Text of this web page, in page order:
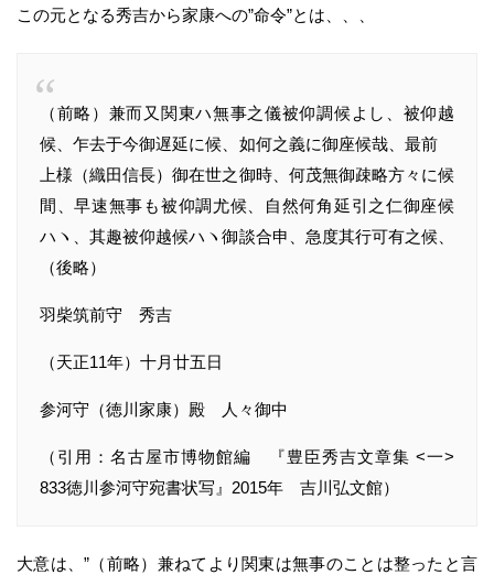
この元となる秀吉から家康への”命令”とは、、、
（前略）兼而又関東ハ無事之儀被仰調候よし、被仰越
候、乍去于今御遅延に候、如何之義に御座候哉、最前
上様（織田信長）御在世之御時、何茂無御疎略方々に候
間、早速無事も被仰調尤候、自然何角延引之仁御座候
ハヽ、其趣被仰越候ハヽ御談合申、急度其行可有之候、
（後略）
羽柴筑前守 秀吉
（天正11年）十月廿五日
参河守（徳川家康）殿 人々御中
（引用：名古屋市博物館編 『豊臣秀吉文章集 <一>
833徳川参河守宛書状写』2015年 吉川弘文館）
大意は、”（前略）兼ねてより関東は無事のことは整ったと言